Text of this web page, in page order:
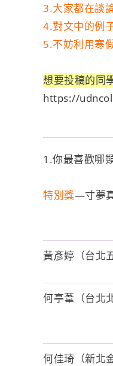
3.大家都在談
4.對文中的例
5.不妨利用寒
想要投稿的同
https://
1.你最喜歡哪
特別獎—寸夢
黃彥婷（台北
何亭葦（台北
何佳琦（新北